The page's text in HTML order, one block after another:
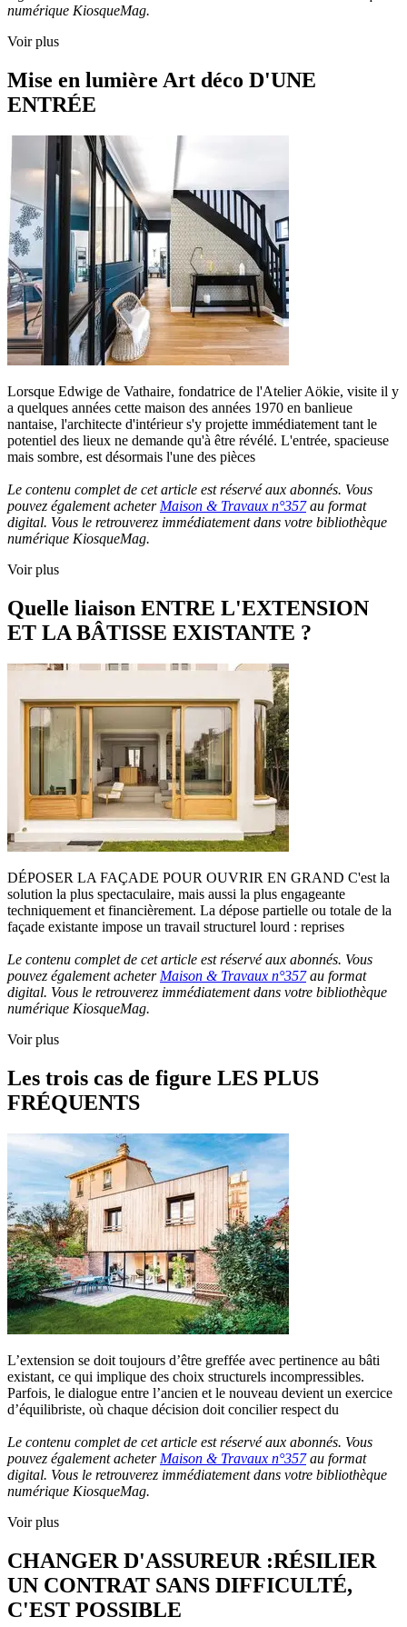
numérique KiosqueMag.
Voir plus
Mise en lumière Art déco D'UNE
ENTRÉE
Lorsque Edwige de Vathaire, fondatrice de l'Atelier Aökie, visite il y
a quelques années cette maison des années 1970 en banlieue
nantaise, l'architecte d'intérieur s'y projette immédiatement tant le
potentiel des lieux ne demande qu'à être révélé. L'entrée, spacieuse
mais sombre, est désormais l'une des pièces
Le contenu complet de cet article est réservé aux abonnés. Vous
pouvez également acheter Maison & Travaux n°357au format
digital. Vous le retrouverez immédiatement dans votre bibliothèque
numérique KiosqueMag.
Voir plus
Quelle liaison ENTRE L'EXTENSION
ET LA BÂTISSE EXISTANTE ?
DÉPOSER LA FAÇADE POUR OUVRIR EN GRAND C'est la
solution la plus spectaculaire, mais aussi la plus engageante
techniquement et financièrement. La dépose partielle ou totale de la
façade existante impose un travail structurel lourd : reprises
Le contenu complet de cet article est réservé aux abonnés. Vous
pouvez également acheter Maison & Travaux n°357au format
digital. Vous le retrouverez immédiatement dans votre bibliothèque
numérique KiosqueMag.
Voir plus
Les trois cas de figure LES PLUS
FRÉQUENTS
L’extension se doit toujours d’être greffée avec pertinence au bâti
existant, ce qui implique des choix structurels incompressibles.
Parfois, le dialogue entre l’ancien et le nouveau devient un exercice
d’équilibriste, où chaque décision doit concilier respect du
Le contenu complet de cet article est réservé aux abonnés. Vous
pouvez également acheter Maison & Travaux n°357au format
digital. Vous le retrouverez immédiatement dans votre bibliothèque
numérique KiosqueMag.
Voir plus
CHANGER D'ASSUREUR :RÉSILIER
UN CONTRAT SANS DIFFICULTÉ,
C'EST POSSIBLE